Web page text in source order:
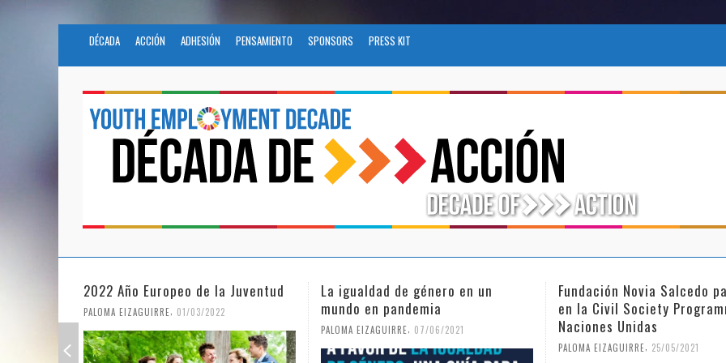
DÉCADA ACCIÓN ADHESIÓN PENSAMIENTO SPONSORS PRESS KIT
La igualdad de género en un
mundo en pandemia
PALOMA EIZAGUIRRE, 07/06/2021
Fundación Novia Salcedo participa
en la Civil Society Programme de
Naciones Unidas
PALOMA EIZAGUIRRE, 25/05/2021
El futuro del trabajo tras el
COVID-19
PALOMA EIZAGUIRRE, 26/04/2021